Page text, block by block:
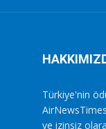
Türkiye'nin
ve izinsiz